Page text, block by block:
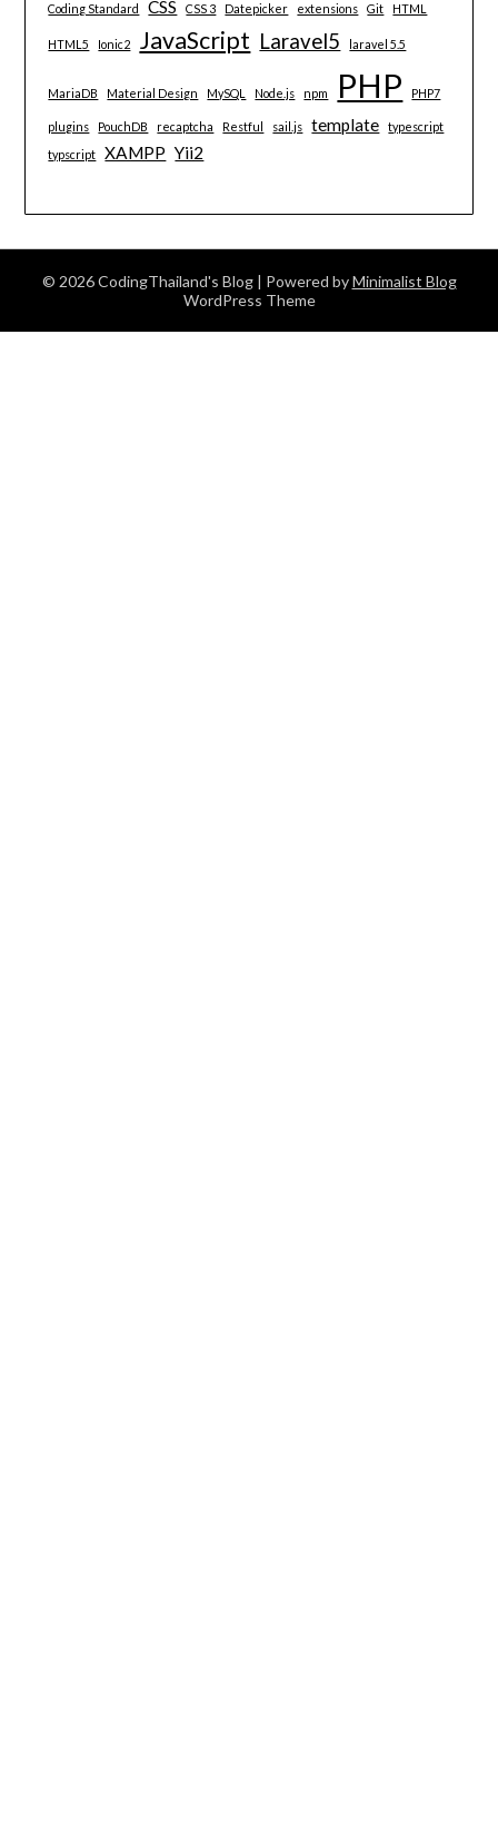
Coding Standard CSS CSS 3 Datepicker extensions Git HTML
HTML5 Ionic2 JavaScript Laravel5 laravel 5.5
MariaDB Material Design MySQL Node.js npm PHP PHP7
plugins PouchDB recaptcha Restful sail.js template
typescript
typscript
XAMPP Yii2
© 2026 CodingThailand's Blog | Powered byMinimalist Blog
WordPress Theme